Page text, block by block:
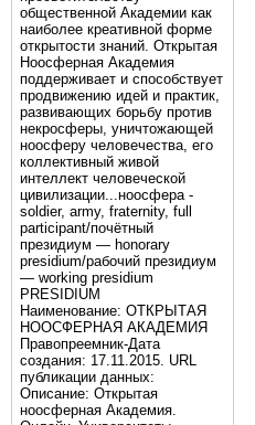
общественной Академии как
наиболее креативной форме
открытости знаний. Открытая
Ноосферная Академия
поддерживает и способствует
продвижению идей и практик,
развивающих борьбу против
некросферы, уничтожающей
ноосферу человечества, его
коллективный живой
интеллект человеческой
цивилизации...ноосфера -
soldier, army, fraternity, full
participant/почётный
президиум — honorary
presidium/рабочий президиум
— working presidium
PRESIDIUM
Наименование: ОТКРЫТАЯ
НООСФЕРНАЯ АКАДЕМИЯ
Правопреемник-Дата
создания: 17.11.2015. URL
публикации данных:
Описание: Открытая
ноосферная Академия.